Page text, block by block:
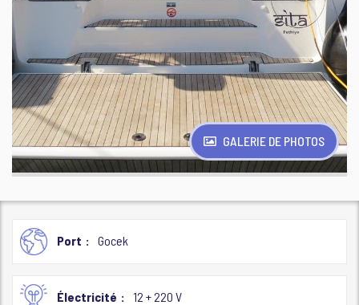
GALERIE DE PHOTOS
Port Gocek
Électricité 12 + 220 V